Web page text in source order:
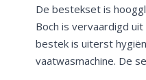
De bestekset is
Boch is vervaardigd
bestek is uiterst
vaatwasmachine. De